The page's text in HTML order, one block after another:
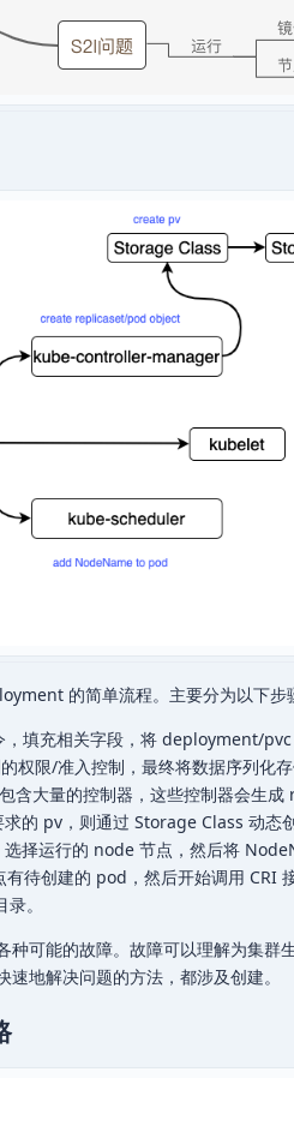
的简单流程。主要分为以下步
，填充相关字段，将 deployment/
权限/准入控制，最终将数据序列化
大量的控制器，这些控制器会生
的 pv，则通过 Storage Class 动态
择运行的 node 节点，然后将
待创建的 pod，然后开始调用 CRI
。
种可能的故障。故障可以理解为集群
地解决问题的方法，都涉及创建。